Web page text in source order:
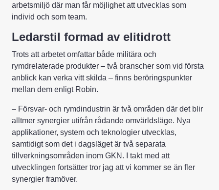
arbetsmiljö där man får möjlighet att utvecklas som
individ och som team.
Ledarstil formad av elitidrott
Trots att arbetet omfattar både militära och
rymdrelaterade produkter – två branscher som vid första
anblick kan verka vitt skilda – finns beröringspunkter
mellan dem enligt Robin.
– Försvar- och rymdindustrin är två områden där det blir
alltmer synergier utifrån rådande omvärldsläge. Nya
applikationer, system och teknologier utvecklas,
samtidigt som det i dagsläget är två separata
tillverkningsområden inom GKN. I takt med att
utvecklingen fortsätter tror jag att vi kommer se än fler
synergier framöver.